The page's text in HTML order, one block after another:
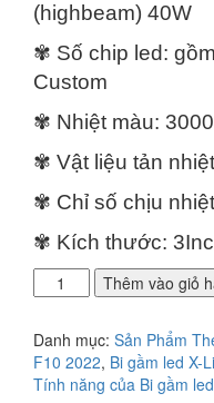
5.000.000₫.
(highbeam) 40W
✾ Số chip led:
Custom
✾ Nhiệt màu:
✾ Vật liệu tản
✾ Chỉ số chịu
✾ Kích thước:
chỉ
bi
gầm
Led
Thêm vào giỏ
Danh mục: Sản Phẩm
F10 2022, Bi gầm led X-
Tính năng của Bi gầm